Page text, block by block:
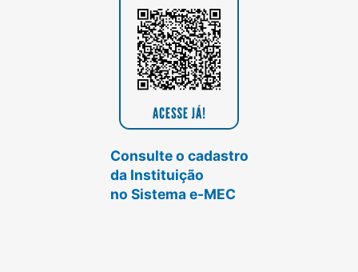
Consulte o cadastro
da Instituição
no Sistema e-MEC